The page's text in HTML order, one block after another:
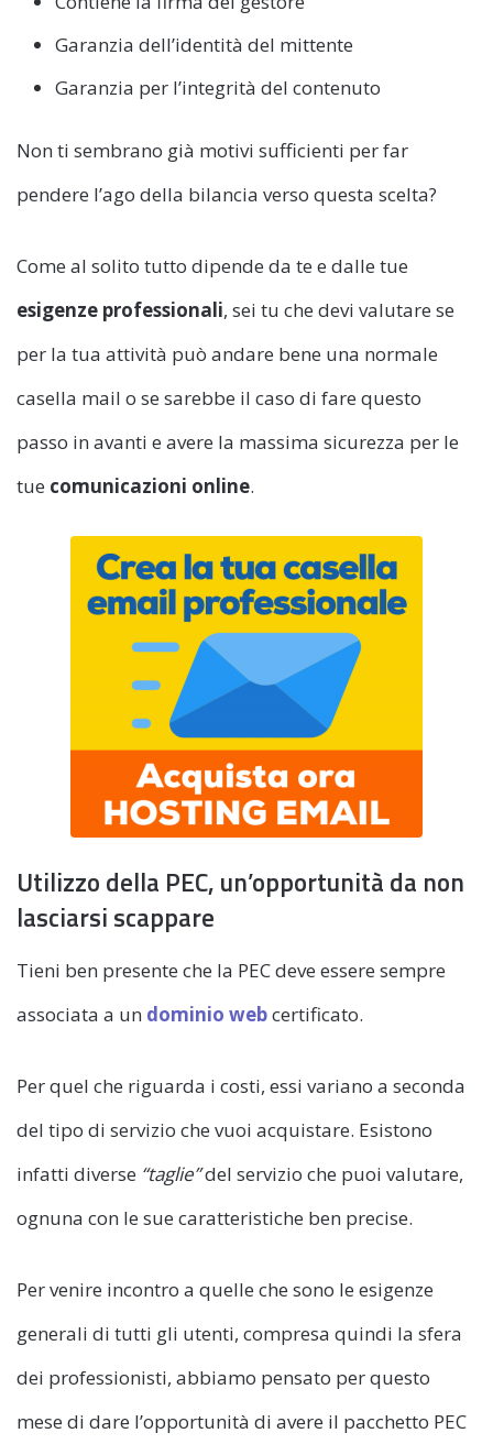
Garanzia dell’identità del mittente
Garanzia per l’integrità del contenuto
Non ti sembrano già motivi sufficienti per far
pendere l’ago della bilancia verso questa scelta?
Come al solito tutto dipende da te e dalle tue
esigenze professionali, sei tu che devi valutare se
per la tua attività può andare bene una normale
casella mail o se sarebbe il caso di fare questo
passo in avanti e avere la massima sicurezza per le
tue comunicazioni online.
Utilizzo della PEC, un’opportunità da non
lasciarsi scappare
Tieni ben presente che la PEC deve essere sempre
associata a un dominio webcertificato.
Per quel che riguarda i costi, essi variano a seconda
del tipo di servizio che vuoi acquistare. Esistono
infatti diverse “taglie”del servizio che puoi valutare,
ognuna con le sue caratteristiche ben precise.
Per venire incontro a quelle che sono le esigenze
generali di tutti gli utenti, compresa quindi la sfera
dei professionisti, abbiamo pensato per questo
mese di dare l’opportunità di avere il pacchetto PEC